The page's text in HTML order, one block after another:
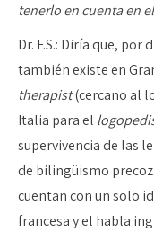
tenerlo en cuenta en
Dr. F.S.: Diría que,
también existe en
therapist(cercano al
Italia para el
supervivencia de las
de bilingüismo
cuentan con un solo
francesa y el habla